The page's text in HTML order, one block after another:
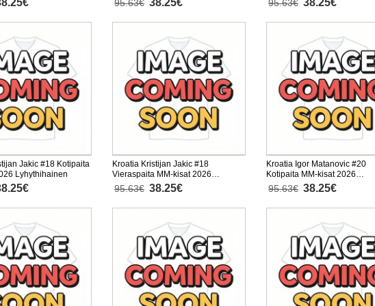
95.63€ 38.25€ 95.63€ 38.25€
Jakic #18 Kotipaita
Lyhythihainen
Kroatia Kristijan Jakic #18
Vieraspaita MM-kisat 2026
Lyhythihainen
95.63€ 38.25€
Kroatia Igor Matanovic #20
Kotipaita MM-kisat 2026
Lyhythihainen
95.63€ 38.25€